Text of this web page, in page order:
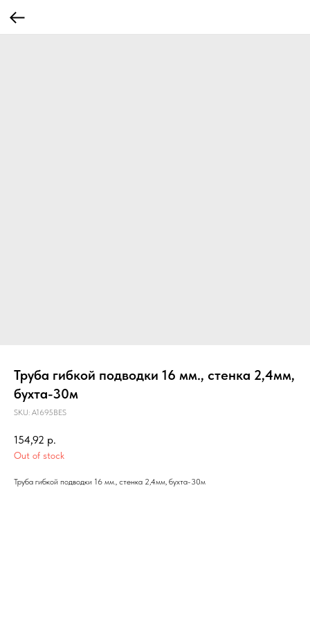
Труба гибкой подводки 16 мм., стенка 2,4мм,
бухта-30м
SKU: А1695BES
154,92 р.
Out of stock
Труба гибкой подводки 16 мм., стенка 2,4мм, бухта-30м